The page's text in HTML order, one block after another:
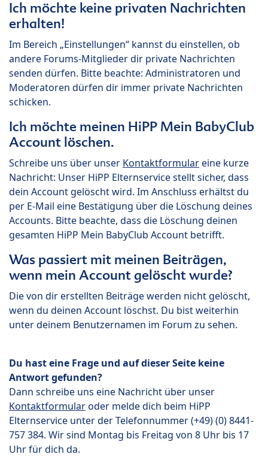
Ich möchte keine privaten Nachrichten
erhalten!
Im Bereich „Einstellungen“ kannst du einstellen, ob
andere Forums-Mitglieder dir private Nachrichten
senden dürfen. Bitte beachte: Administratoren und
Moderatoren dürfen dir immer private Nachrichten
schicken.
Ich möchte meinen HiPP Mein BabyClub
Account löschen.
Schreibe uns über unser Kontaktformulareine kurze
Nachricht: Unser HiPP Elternservice stellt sicher, dass
dein Account gelöscht wird. Im Anschluss erhältst du
per E-Mail eine Bestätigung über die Löschung deines
Accounts. Bitte beachte, dass die Löschung deinen
gesamten HiPP Mein BabyClub Account betrifft.
Was passiert mit meinen Beiträgen,
wenn mein Account gelöscht wurde?
Die von dir erstellten Beiträge werden nicht gelöscht,
wenn du deinen Account löschst. Du bist weiterhin
unter deinem Benutzernamen im Forum zu sehen.
Du hast eine Frage und auf dieser Seite keine
Antwort gefunden?
Dann schreibe uns eine Nachricht über unser
Kontaktformularoder melde dich beim HiPP
Elternservice unter der Telefonnummer (+49) (0) 8441-
757 384. Wir sind Montag bis Freitag von 8 Uhr bis 17
Uhr für dich da.